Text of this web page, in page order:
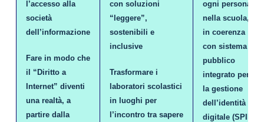
l’accesso alla
società
dell’informazione
Fare in modo che
il “Diritto a
Internet” diventi
una realtà, a
partire dalla
con soluzioni
“leggere”,
sostenibili e
inclusive
Trasformare i
laboratori scolastici
in luoghi per
l’incontro tra sapere
ogni persona
nella scuola,
in coerenza
con sistema
pubblico
integrato per
la gestione
dell’identità
digitale (SPID)